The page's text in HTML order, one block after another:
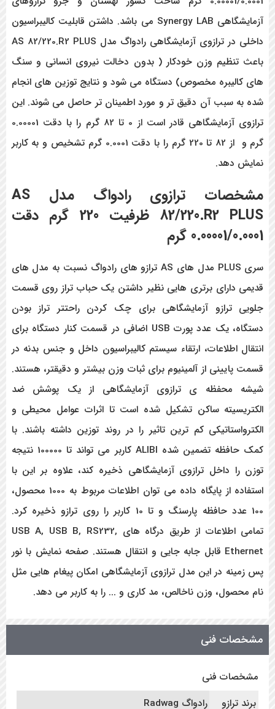
آزمایشگاهی Synergy LAB می باشد. داشتن قابلیت کالیبراسیون
داخلی در ترازوی آزمایشگاهی رادواگ مدل AS 82/220.R2 PLUS
باعث تنظیم وزن خودکار ( بدون دخالت نیروی انسانی و سنگ
های کالیبره مخصوص) دستگاه می شود و نتایج توزین های انجام
شده به سبب آن دقیق تر و مورد اطمینان تر حاصل می شوند. این
ترازوی آزمایشگاهی قادر است از 0 تا 82 گرم را با دقت 0.00001
گرم و از 82 تا 220 گرم را با دقت 0.0001 گرم تشخیص و به کاربر
نمایش دهد.
مشخصات ترازوی رادواگ مدل AS
82/220.R2 PLUS ظرفیت 220 گرم دقت
0.00001/0.0001 گرم
سری PLUS مدل های AS ترازو های رادواگ نسبت به مدل های
قدیمی دارای برتری هایی نظیر داشتن یک حباب تراز روی قسمت
جلویی ترازو آزمایشگاهی برای چک کردن راحتتر تراز بودن
دستگاه، یک عدد پورت USB اضافی در قسمت کنار دستگاه برای
انتقال اطلاعات، ارتقاء سیستم کالیبراسیون داخل و جنس بدنه در
قسمت پایینی از آلمینیوم برای ثبات وزن بیشتر و دقیقتر، هستند.
شیشه محفظه ی ترازوی آزمایشگاهی از یک پوشش ضد
الکتریسیته ساکن تشکیل شده است تا اثرات عوامل محیطی و
الکترواستاتیکی کم ترین تاثیر را در روند توزین داشته باشند. با
کمک حافظه تضمین شده ALIBI کاربر می تواند تا 100000 نتیجه
توزن را داخل ترازوی آزمایشگاهی ذخیره کند، علاوه بر این با
استفاده از پایگاه داده می توان اطلاعات مربوط به 1000 محصول،
100 عدد حافظه پارسنگ و تا 10 کاربر را روی ترازو ذخیره کرد.
تمامی اطلاعات از طریق درگاه های USB A, USB B, RS232,
Ethernet قابل جابه جایی و انتقال هستند. صفحه نمایش با نور
پس زمینه در این مدل ترازوی آزمایشگاهی امکان پیغام هایی مثل
نام محصول، وزن ناخالص، مد کاری و ... را به کاربر می دهد.
مشخصات فنی
مشخصات فنی
برند ترازو
رادواگ Radwag